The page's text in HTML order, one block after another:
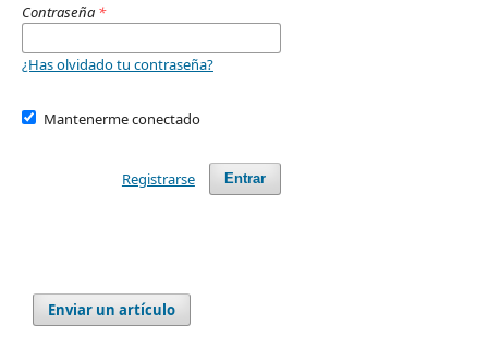
Contraseña *
¿Has olvidado tu contraseña?
Mantenerme conectado
Entrar
Registrarse
Enviar un artículo